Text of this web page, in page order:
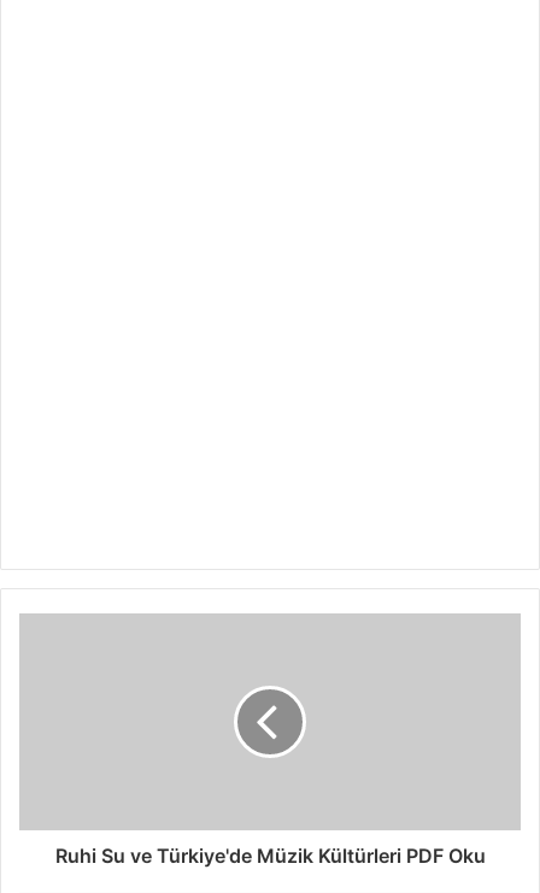
Ruhi Su ve Türkiye'de Müzik Kültürleri PDF Oku